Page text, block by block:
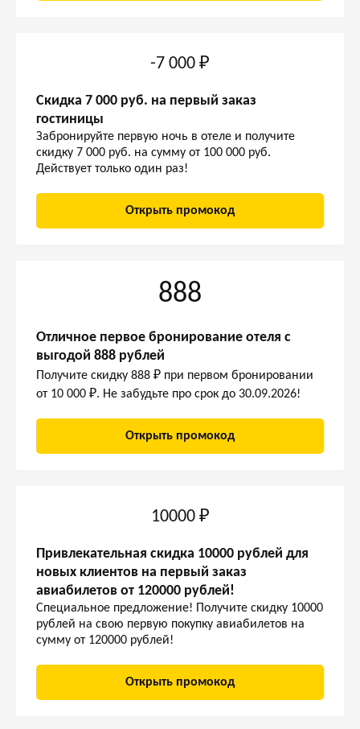
-7 000 ₽
Скидка 7 000 руб. на первый заказ
гостиницы
Забронируйте первую ночь в отеле и получите
скидку 7 000 руб. на сумму от 100 000 руб.
Действует только один раз!
Открыть промокод
888
Отличное первое бронирование отеля с
выгодой 888 рублей
Получите скидку 888 ₽ при первом бронировании
от 10 000 ₽. Не забудьте про срок до 30.09.2026!
Открыть промокод
10000 ₽
Привлекательная скидка 10000 рублей для
новых клиентов на первый заказ
авиабилетов от 120000 рублей!
Специальное предложение! Получите скидку 10000
рублей на свою первую покупку авиабилетов на
сумму от 120000 рублей!
Открыть промокод